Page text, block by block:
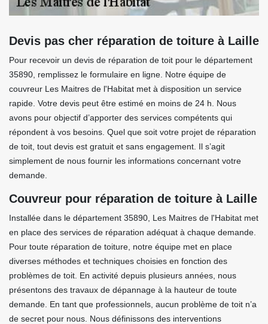
Devis pas cher réparation de toiture à Laille
Pour recevoir un devis de réparation de toit pour le département
35890, remplissez le formulaire en ligne. Notre équipe de
couvreur Les Maitres de l'Habitat met à disposition un service
rapide. Votre devis peut être estimé en moins de 24 h. Nous
avons pour objectif d’apporter des services compétents qui
répondent à vos besoins. Quel que soit votre projet de réparation
de toit, tout devis est gratuit et sans engagement. Il s’agit
simplement de nous fournir les informations concernant votre
demande.
Couvreur pour réparation de toiture à Laille
Installée dans le département 35890, Les Maitres de l'Habitat met
en place des services de réparation adéquat à chaque demande.
Pour toute réparation de toiture, notre équipe met en place
diverses méthodes et techniques choisies en fonction des
problèmes de toit. En activité depuis plusieurs années, nous
présentons des travaux de dépannage à la hauteur de toute
demande. En tant que professionnels, aucun problème de toit n’a
de secret pour nous. Nous définissons des interventions